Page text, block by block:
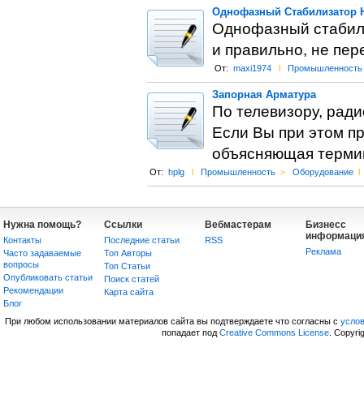
Однофазный
Однофазный
и правильно, не
От: maxi1974 l Промышленность
Запорная Арматура
По телевизору,
Если Вы при этом
объясняющая
От: hplg l Промышленность > Оборудование l
Нужна помощь?
Контакты
Часто задаваемые
вопросы
Опубликовать статьи
Рекомендации
Блог
Ссылки
Последние статьи
Топ Авторы
Топ Статьи
Поиск статей
Карта сайта
Вебмастерам
RSS
Бизнесс
Реклама
При любом использовании материалов сайта вы подтверждаете что согласны с
попадает под Creative Commons License.